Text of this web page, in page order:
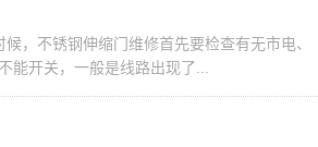
，不锈钢伸缩门维修首先要检查有无市电、
能开关，一般是线路出现了...